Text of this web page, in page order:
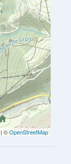
| ©OpenStreetMap